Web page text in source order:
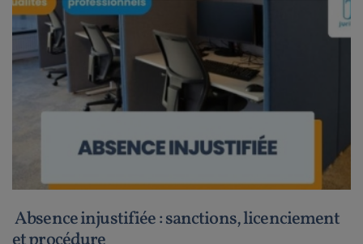
Absence injustifiée : sanctions, licenciement